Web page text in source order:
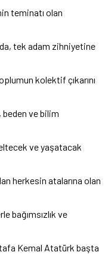
teminatı olan
tek adam zihniyetine
kolektif çıkarını
beden ve bilim
ve yaşatacak
herkesin atalarına olan
bağımsızlık ve
Kemal Atatürk başta